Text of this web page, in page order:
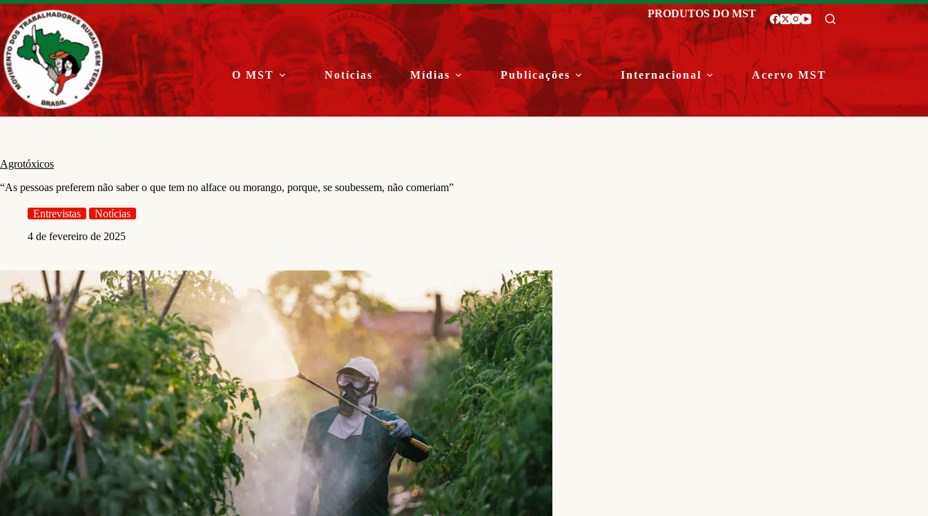
Pular
para
o
conteúdo
PRODUTOS DO MST
O MST Notícias Mídias Publicações Internacional Acervo MST
Agrotóxicos
“As pessoas preferem não saber o que tem no alface ou morango, porque, se soubessem, não comeriam”
Entrevistas
Notícias
4 de fevereiro de 2025